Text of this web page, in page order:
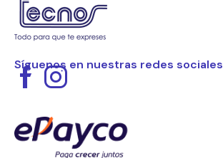
Síguenos en nuestras redes sociales